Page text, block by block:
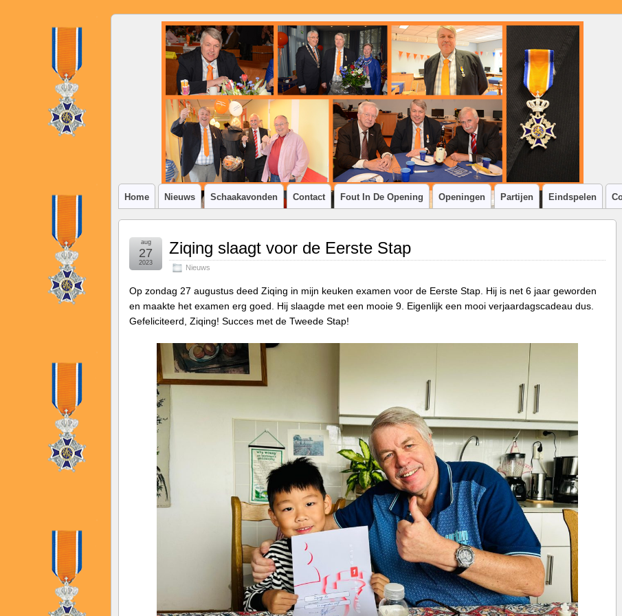
SSV
Klim-
Home Nieuws Schaakavonden Contact Fout In De Opening Openingen Partijen Eindspelen
Ziqing slaagt voor de Eerste Stap
Nieuws
aug
27
2023
Op zondag 27 augustus deed Ziqing in mijn keuken examen voor de Eerste Stap. Hij is net 6 jaar geworden
en maakte het examen erg goed. Hij slaagde met een mooie 9. Eigenlijk een mooi verjaardagscadeau dus.
Gefeliciteerd, Ziqing! Succes met de Tweede Stap!